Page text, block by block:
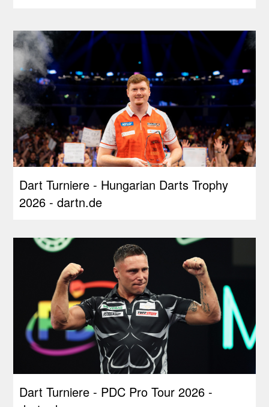
Dart Turniere - Hungarian Darts Trophy
2026 - dartn.de
Dart Turniere - PDC Pro Tour 2026 -